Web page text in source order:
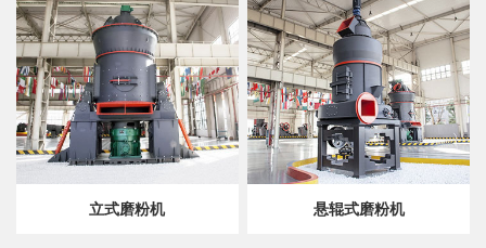
立式磨粉机 悬辊式磨粉机